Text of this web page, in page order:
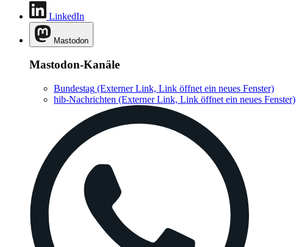
LinkedIn
Mastodon
Mastodon-Kanäle
Bundestag (Externer Link, Link öffnet ein neues Fenster)
hib-Nachrichten (Externer Link, Link öffnet ein neues Fenster)